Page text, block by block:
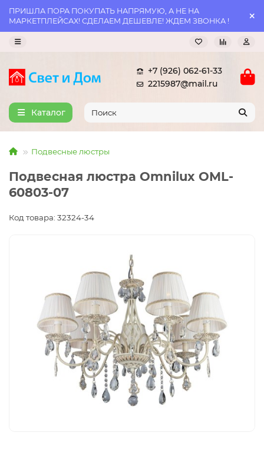
ПРИШЛА ПОРА ПОКУПАТЬ НАПРЯМУЮ, А НЕ НА
МАРКЕТПЛЕЙСАХ! СДЕЛАЕМ ДЕШЕВЛЕ! ЖДЕМ ЗВОНКА !
+7 (926) 062-61-33
2215987@mail.ru
Каталог
Подвесные люстры
Подвесная люстра Omnilux OML-
60803-07
Код товара: 32324-34